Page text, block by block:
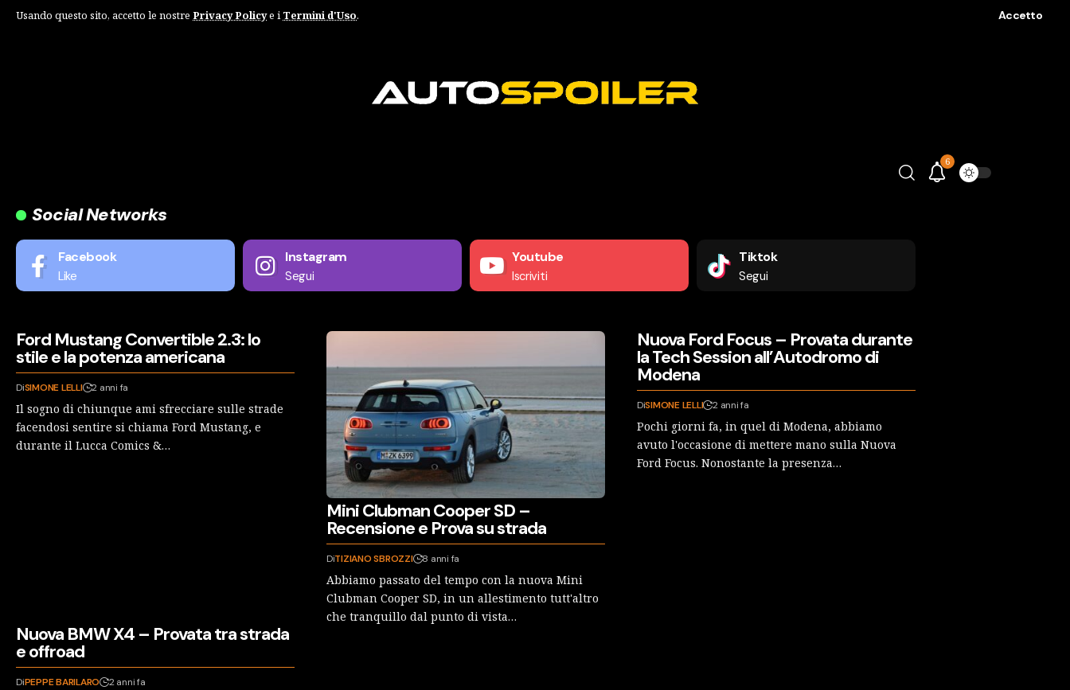
Usando questo sito, accetto le nostre Privacy Policye i Termini d'Uso. Accetto
6
Social Networks
Facebook
Like
Instagram
Segui
Youtube
Iscriviti
Tiktok
Segui
Ford Mustang Convertible 2.3: lo
stile e la potenza americana
DiSIMONE LELLI 2 anni fa
Il sogno di chiunque ami sfrecciare sulle strade
facendosi sentire si chiama Ford Mustang, e
durante il Lucca Comics &…
Mini Clubman Cooper SD –
Recensione e Prova su strada
DiTIZIANO SBROZZI 8 anni fa
Abbiamo passato del tempo con la nuova Mini
Clubman Cooper SD, in un allestimento tutt'altro
che tranquillo dal punto di vista…
Nuova Ford Focus – Provata durante
la Tech Session all’Autodromo di
Modena
DiSIMONE LELLI 2 anni fa
Pochi giorni fa, in quel di Modena, abbiamo
avuto l'occasione di mettere mano sulla Nuova
Ford Focus. Nonostante la presenza…
Nuova BMW X4 – Provata tra strada
e offroad
DiPEPPE BARILARO 2 anni fa